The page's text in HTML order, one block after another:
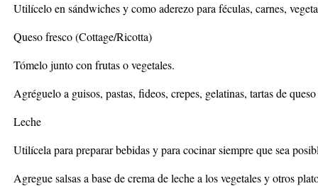
Utilícelo en sándwiches y como aderezo para féculas, carnes,
Queso fresco (Cottage/Ricotta)
Tómelo junto con frutas o vegetales.
Agréguelo a guisos, pastas, fideos, crepes, gelatinas, tartas de
Leche
Utilícela para preparar bebidas y para cocinar siempre que sea
Agregue salsas a base de crema de leche a los vegetales y otros